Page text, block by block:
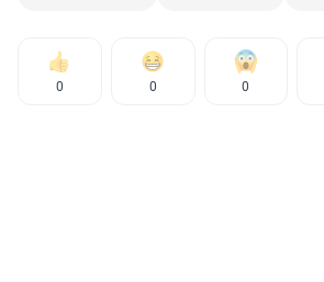
0 0 0